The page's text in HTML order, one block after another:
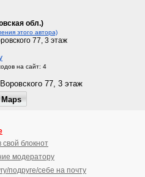
обл.)
этого автора)
77, 3 этаж
на сайт: 4
блокнот
модератору
подруге/себе на почту